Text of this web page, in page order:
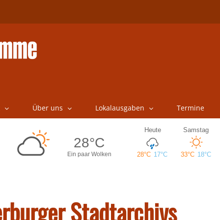
Über uns Lokalausgaben Termine
Stadtarchivs